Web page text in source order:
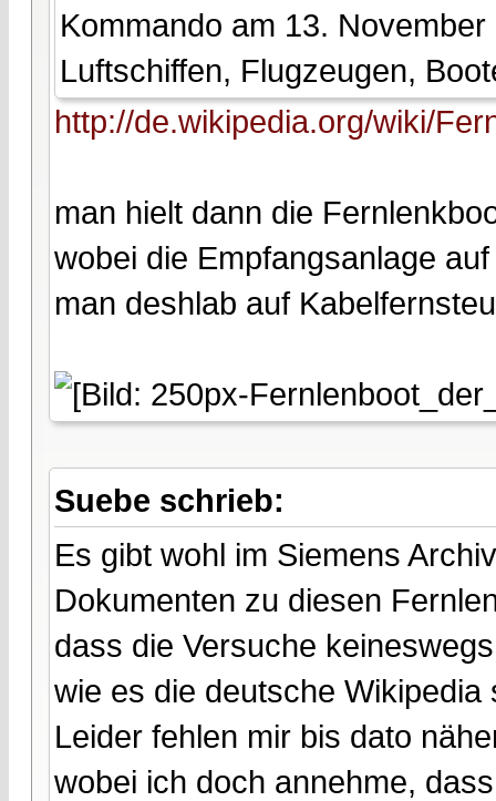
Kommando am 13.
Luftschiffen, Flugzeugen,
http://de.wikipedia.org/wiki/
man hielt dann die
wobei die Empfangsanlage
man deshlab auf
Suebe schrieb:
Es gibt wohl im Siemens
Dokumenten zu diesen
dass die Versuche
wie es die deutsche Wikipedia
Leider fehlen mir bis dato
wobei ich doch annehme,